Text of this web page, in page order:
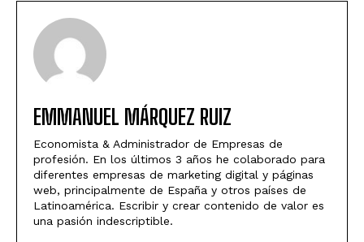
EMMANUEL MÁRQUEZ RUIZ
Economista & Administrador de Empresas de
profesión. En los últimos 3 años he colaborado para
diferentes empresas de marketing digital y páginas
web, principalmente de España y otros países de
Latinoamérica. Escribir y crear contenido de valor es
una pasión indescriptible.